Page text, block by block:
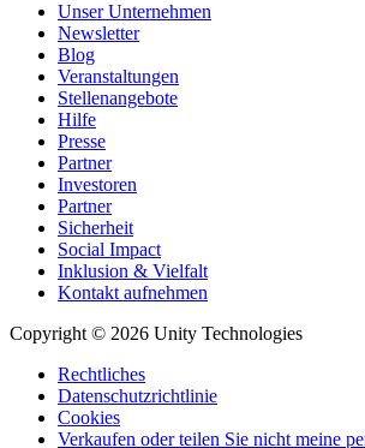
Unser Unternehmen
Newsletter
Blog
Veranstaltungen
Stellenangebote
Hilfe
Presse
Partner
Investoren
Partner
Sicherheit
Social Impact
Inklusion & Vielfalt
Kontakt aufnehmen
Copyright © 2026 Unity Technologies
Rechtliches
Datenschutzrichtlinie
Cookies
Verkaufen oder teilen Sie nicht meine